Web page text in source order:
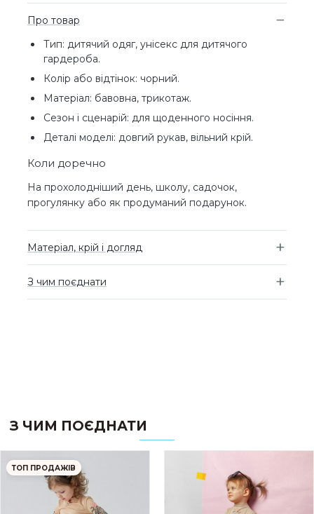
Про товар
Тип: дитячий одяг, унісекс для дитячого
гардероба.
Колір або відтінок: чорний.
Матеріал: бавовна, трикотаж.
Сезон і сценарій: для щоденного носіння.
Деталі моделі: довгий рукав, вільний крій.
Коли доречно
На прохолодніший день, школу, садочок,
прогулянку або як продуманий подарунок.
Матеріал, крій і догляд
З чим поєднати
З ЧИМ ПОЄДНАТИ
ТОП ПРОДАЖІВ